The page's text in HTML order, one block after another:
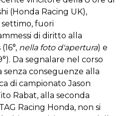
(Honda Racing UK),
fuori
di diritto alla
nella foto d'apertura) e
Da segnalare nel corso
senza conseguenze alla
di campionato Jason
Rabat, alla seconda
Racing Honda, non si